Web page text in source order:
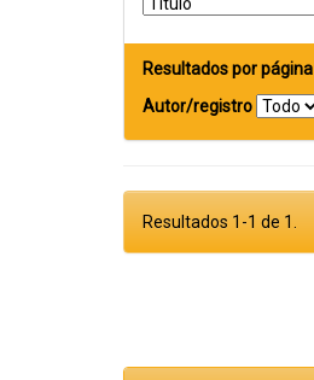
Resultados por página
Autor/registro
Resultados 1-1 de 1.